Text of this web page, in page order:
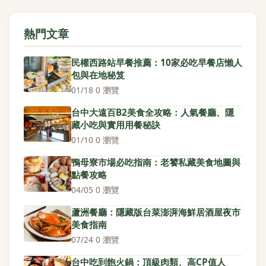
熱門文章
民權西路站早餐推薦：10家必吃早餐店懶人
包與在地秘笈
01/18·0 瀏覽
台中大遠百B2美食全攻略：人氣餐廳、隱
藏小吃與實用用餐秘訣
01/10·0 瀏覽
鴨母寮市場必吃指南：老饕私藏美食地圖與
點餐攻略
04/05·0 瀏覽
蘆洲餐廳：隱藏版台菜澎湃海鮮居酒屋夜市
美食指南
07/24·0 瀏覽
台中吃到飽火鍋：頂級肉類、高CP值人